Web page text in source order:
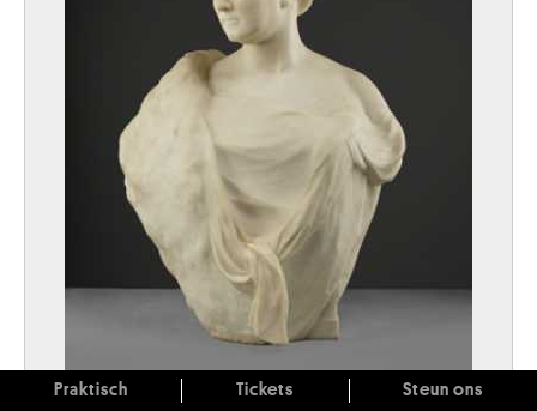
Praktisch Tickets Steun ons